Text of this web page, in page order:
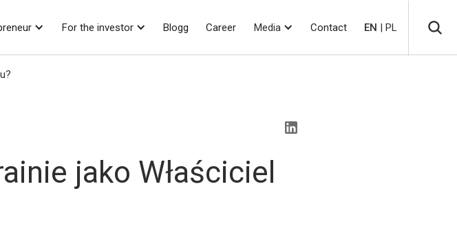
For the investor Blogg Career Media Contact EN | PL
jako Właściciel